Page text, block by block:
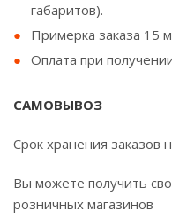
габаритов).
Примерка заказа 15
Оплата при
САМОВЫВОЗ
Срок хранения заказов
Вы можете получить
розничных магазинов